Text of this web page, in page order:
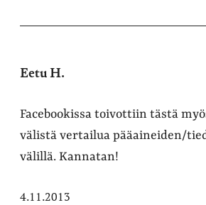
Eetu H.
Facebookissa toivottiin tästä
välistä vertailua pääaineiden/
välillä. Kannatan!
4.11.2013